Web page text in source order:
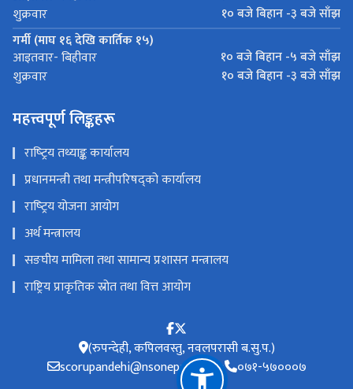
शुक्रवार
१० बजे बिहान -३ बजे साँझ
गर्मी (माघ १६ देखि कार्तिक १५)
आइतवार- बिहीवार
१० बजे बिहान -५ बजे साँझ
शुक्रवार
१० बजे बिहान -३ बजे साँझ
महत्त्वपूर्ण लिङ्कहरू
राष्‍ट्रिय तथ्याङ्क कार्यालय
प्रधानमन्त्री तथा मन्त्रीपरिषद्को कार्यालय
राष्‍ट्रिय योजना आयोग
अर्थ मन्त्रालय
सङघीय मामिला तथा सामान्य प्रशासन मन्त्रालय
राष्ट्रिय प्राकृतिक स्रोत तथा वित्त आयोग
(रुपन्देही, कपिलवस्तु, नवलपरासी ब.सु.प.)
scorupandehi@nsonepal.gov.np ०७१-५७०००७